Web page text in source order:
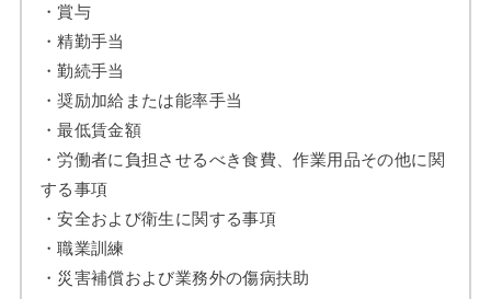
・賞与
・精勤手当
・勤続手当
・奨励加給または能率手当
・最低賃金額
・労働者に負担させるべき食費、作業用品その他に関
する事項
・安全および衛生に関する事項
・職業訓練
・災害補償および業務外の傷病扶助